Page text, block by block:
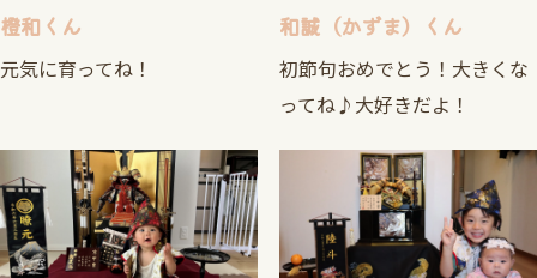
橙和くん
元気に育ってね！
和誠（かずま）くん
初節句おめでとう！大きくな
ってね♪大好きだよ！